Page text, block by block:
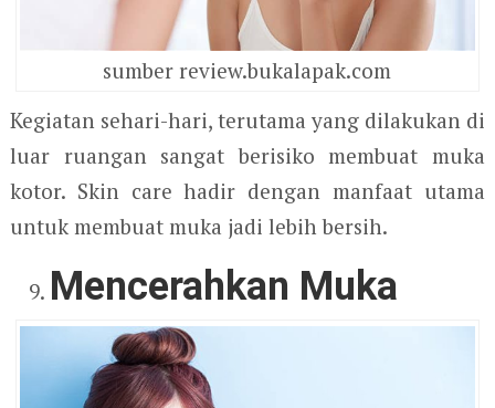
sumber review.bukalapak.com
Kegiatan sehari-hari, terutama yang dilakukan di
luar ruangan sangat berisiko membuat muka
kotor. Skin care hadir dengan manfaat utama
untuk membuat muka jadi lebih bersih.
Mencerahkan Muka